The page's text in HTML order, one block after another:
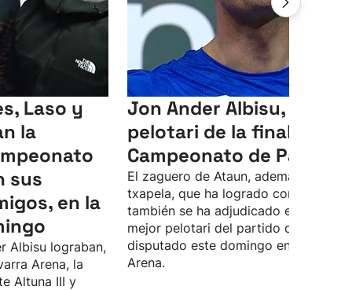
Laso y
la
sus
en la
Albisu lograban,
Arena, la
Altuna III y
Jon Ander Albisu, mejor
pelotari de la final del
Campeonato de Parejas
El zaguero de Ataun, además de la
txapela, que ha logrado con Unai
también se ha adjudicado el premio
mejor pelotari del partido definitivo,
disputado este domingo en el
Arena.